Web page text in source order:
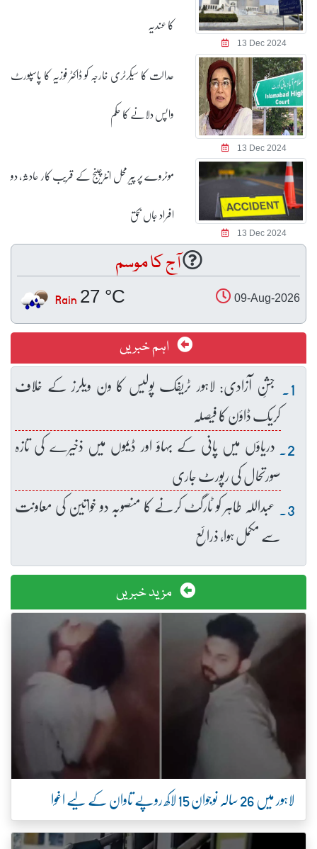
13 Dec 2024
کا عندیہ
13 Dec 2024
عدالت کا سیکرٹری خارجہ کو ڈاکٹر فوزیہ کا پاسپورٹ
واپس دلانے کا حکم
13 Dec 2024
موٹروے پر پیر محل انٹرچینج کے قریب کار حادثہ، دو
افراد جاں بحق
آج کا موسم
09-Aug-2026
27 °C
Rain
اہم خبریں
جشنِ آزادی: لاہور ٹریفک پولیس کا ون ویلرز کے خلاف
کریک ڈاؤن کا فیصلہ
دریاؤں میں پانی کے بہاؤ اور ڈیموں میں ذخیرے کی تازہ
صورتحال کی رپورٹ جاری
عبداللہ طاہر کو ٹارگٹ کرنے کا منصوبہ دو خواتین کی معاونت
سے مکمل ہوا، ذرائع
مزید خبریں
لاہور میں 26 سالہ نوجوان 15 لاکھ روپے تاوان کے لیے اغوا